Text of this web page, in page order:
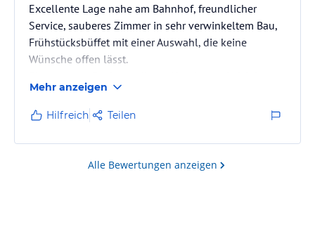
Excellente Lage nahe am Bahnhof, freundlicher
Service, sauberes Zimmer in sehr verwinkeltem Bau,
Frühstücksbüffet mit einer Auswahl, die keine
Wünsche offen lässt.
in Betracht ziehen .
Mehr anzeigen
Hilfreich Teilen
Alle Bewertungen anzeigen